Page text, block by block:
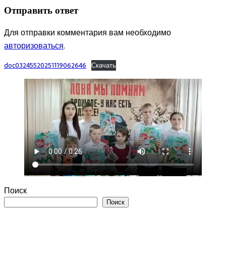
Отправить ответ
Для отправки комментария вам необходимо
авторизоваться.
doc03245520251119062646 Скачать
Поиск
Поиск